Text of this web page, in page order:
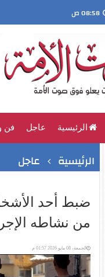
الرئيسية عاجل فن
الرئيسية عاجل
من نشاطه
الجمعة، 08 مايو 2026 01:57 م